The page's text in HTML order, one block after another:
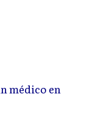
médico en